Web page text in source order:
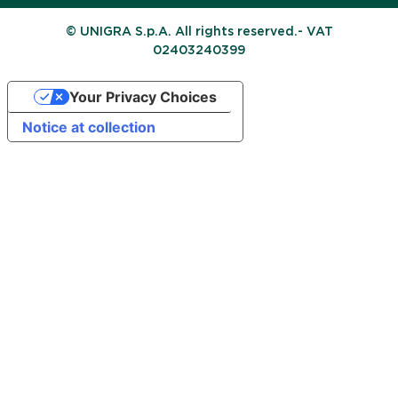
© UNIGRA S.p.A. All rights reserved.- VAT
02403240399
Notice at collection
Your Privacy Choices